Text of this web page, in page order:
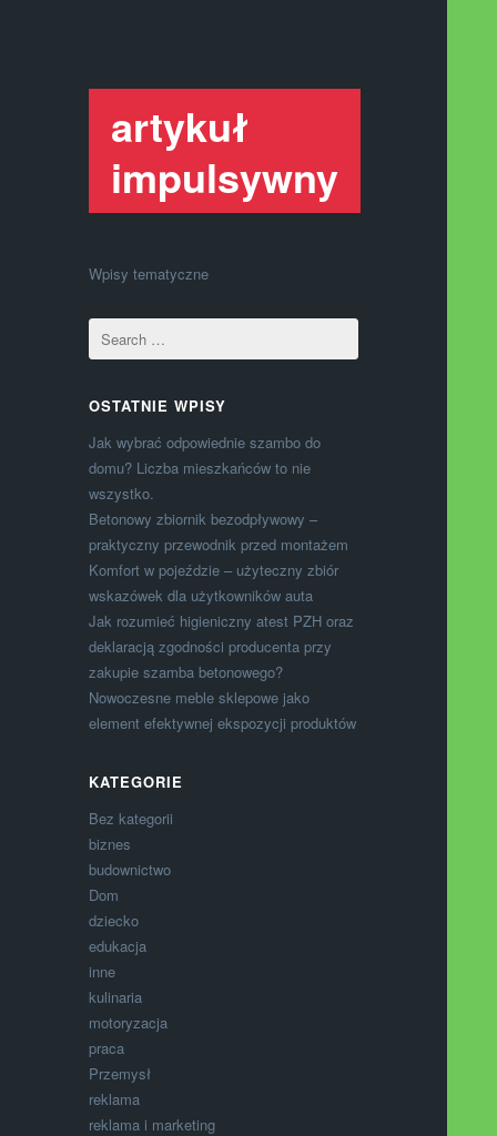
artykuł
impulsywny
Wpisy tematyczne
OSTATNIE WPISY
Jak wybrać odpowiednie szambo do
domu? Liczba mieszkańców to nie
wszystko.
Betonowy zbiornik bezodpływowy –
praktyczny przewodnik przed montażem
Komfort w pojeździe – użyteczny zbiór
wskazówek dla użytkowników auta
Jak rozumieć higieniczny atest PZH oraz
deklaracją zgodności producenta przy
zakupie szamba betonowego?
Nowoczesne meble sklepowe jako
element efektywnej ekspozycji produktów
KATEGORIE
Bez kategorii
biznes
budownictwo
Dom
dziecko
edukacja
inne
kulinaria
motoryzacja
praca
Przemysł
reklama
reklama i marketing